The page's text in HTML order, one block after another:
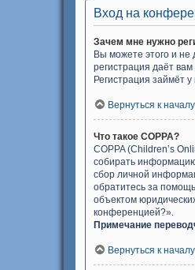
Вход на
Зачем мне нужно
Вы можете этого и не
регистрация даёт
Регистрация займёт
Вернуться к началу
Что такое COPPA?
COPPA (Children’s
собирать
сбор личной
обратитесь за
объектом
конференцией?».
Примечание
Вернуться к началу